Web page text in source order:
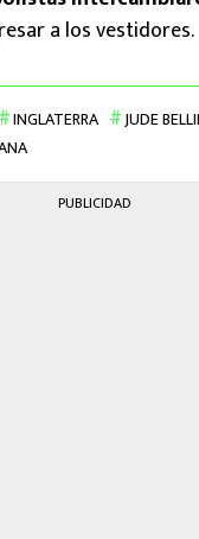
a los vestidores.
INGLATERRA
JUDE
PUBLICIDAD